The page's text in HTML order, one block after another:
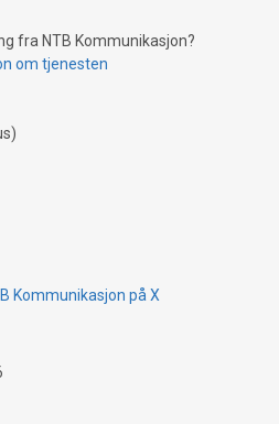
fra NTB Kommunikasjon?
om tjenesten
Kommunikasjon på X